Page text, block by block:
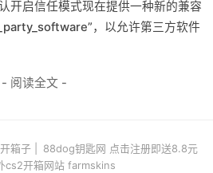
开启信任模式现在提供一种新的兼容
，以允许第三方软件
- 阅读全文 -
箱子
88dog钥匙网 点击注册即送8.8元
cs2开箱网站 farmskins